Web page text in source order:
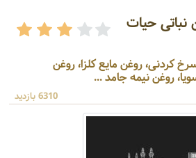
حیات
کردنی، روغن مایع کلزا، روغن
روغن نیمه جامد ...
6310 بازدید